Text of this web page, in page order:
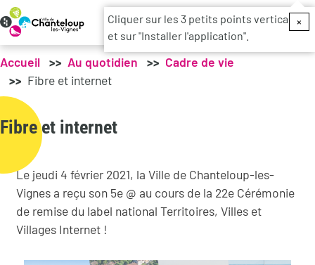
Menu
Accueil Au quotidien
Cadre de vie
Fibre et internet
Fibre et internet
Le jeudi 4 février 2021, la Ville de Chanteloup-les-
Vignes a reçu son 5e @ au cours de la 22e Cérémonie
de remise du label national Territoires, Villes et
Villages Internet !
×
Cliquer sur les 3 petits points verticaux
et sur "Installer l'application".